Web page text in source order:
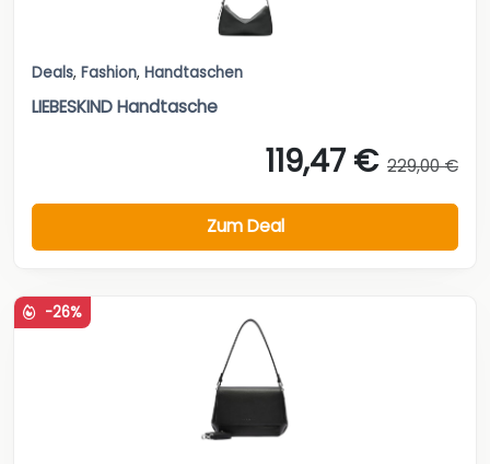
Deals, Fashion, Handtaschen
LIEBESKIND Handtasche
119,47 € 229,00 €
Zum Deal
-26%